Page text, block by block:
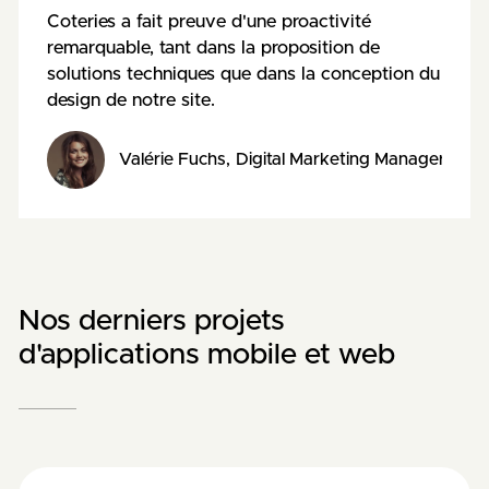
Coteries a fait preuve d'une proactivité
remarquable, tant dans la proposition de
solutions techniques que dans la conception du
design de notre site.
Valérie Fuchs, Digital Marketing Manager
Nos derniers projets
d'applications mobile et web